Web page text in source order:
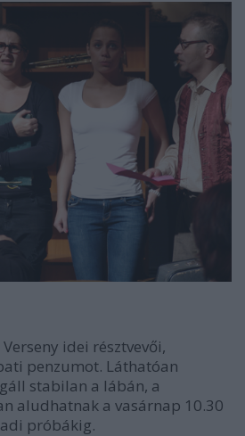
idei résztvevői,
penzumot. Láthatóan
stabilan a lábán, a
aludhatnak a vasárnap 10.30
próbákig.